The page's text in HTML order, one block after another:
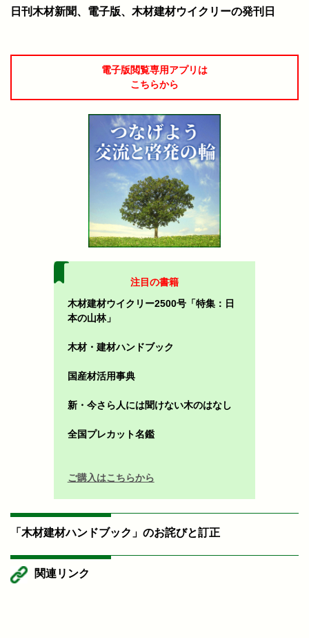
日刊木材新聞、電子版、木材建材ウイクリーの発刊日
電子版閲覧専用アプリは
こちらから
注目の書籍
木材建材ウイクリー2500号「特集：日
本の山林」
木材・建材ハンドブック
国産材活用事典
新・今さら人には聞けない木のはなし
全国プレカット名鑑
ご購入はこちらから
「木材建材ハンドブック」のお詫びと訂正
関連リンク